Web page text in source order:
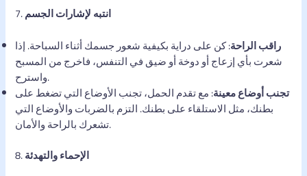
7.انتبه لإشارات الجسم
راقب الراحة: كن على دراية بكيفية شعور جسمك أثناء السباحة. إذا
شعرت بأي إزعاج أو دوخة أو ضيق في التنفس، فاخرج من المسبح
واسترح.
تجنب أوضاع معينة: مع تقدم الحمل، تجنب الأوضاع التي تضغط على
بطنك، مثل الاستلقاء على بطنك. التزم بالضربات والأوضاع التي
تشعرك بالراحة والأمان.
8.الإحماء والتهدئة